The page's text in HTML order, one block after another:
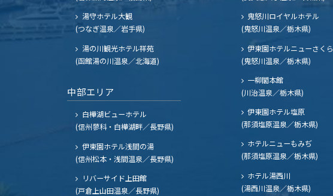
湯守ホテル大観
(つなぎ温泉／岩手県)
湯の川観光ホテル祥苑
(函館湯の川温泉／北海道)
中部エリア
白樺湖ビューホテル
(信州蓼科・白樺湖畔／長野県)
伊東園ホテル浅間の湯
(信州松本・浅間温泉／長野県)
リバーサイド上田館
(戸倉上山田温泉／長野県)
鬼怒川ロイヤルホテル
(鬼怒川温泉／栃木県)
伊東園ホテルニューさくら
(鬼怒川温泉／栃木県)
一柳閣本館
(川治温泉／栃木県)
伊東園ホテル塩原
(那須塩原温泉／栃木県)
ホテルニューもみぢ
(那須塩原温泉／栃木県)
ホテル湯西川
(湯西川温泉／栃木県)